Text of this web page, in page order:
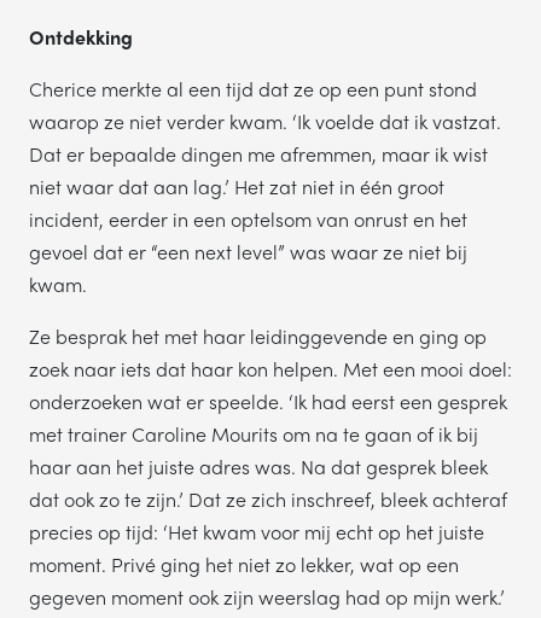
Ontdekking
Cherice merkte al een tijd dat ze op een punt stond
waarop ze niet verder kwam. ‘Ik voelde dat ik vastzat.
Dat er bepaalde dingen me afremmen, maar ik wist
niet waar dat aan lag.’ Het zat niet in één groot
incident, eerder in een optelsom van onrust en het
gevoel dat er “een next level” was waar ze niet bij
kwam.
Ze besprak het met haar leidinggevende en ging op
zoek naar iets dat haar kon helpen. Met een mooi doel:
onderzoeken wat er speelde. ‘Ik had eerst een gesprek
met trainer Caroline Mourits om na te gaan of ik bij
haar aan het juiste adres was. Na dat gesprek bleek
dat ook zo te zijn.’ Dat ze zich inschreef, bleek achteraf
precies op tijd: ‘Het kwam voor mij echt op het juiste
moment. Privé ging het niet zo lekker, wat op een
gegeven moment ook zijn weerslag had op mijn werk.’